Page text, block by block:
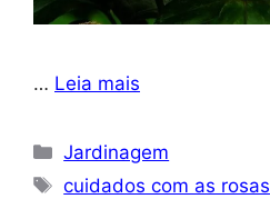
… Leia mais
Categorias
Jardinagem
Tags
cuidados com as rosas